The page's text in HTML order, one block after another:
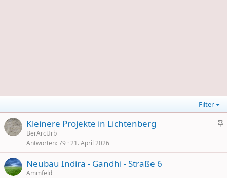
Filter
h
Kleinere Projekte in Lichtenberg
BerArcUrb
Antworten 79 21. April 2026
Neubau Indira - Gandhi - Straße 6
Ammfeld